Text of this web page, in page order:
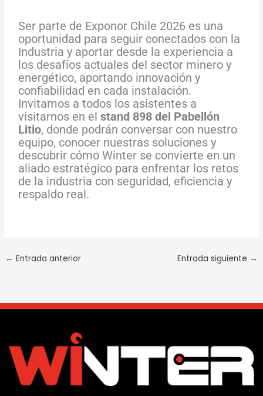
Ser parte de Exponor Chile 2026 es una
oportunidad para seguir conectados con la
Industria y aportar desde la experiencia a
los desafíos actuales del sector minero y
energético, aportando innovación y
confiabilidad en cada instalación.
Invitamos a todos los asistentes a
visitarnos en elstand 898 del Pabellón
Litio, donde podrán conversar con nuestro
equipo, conocer nuestras soluciones y
descubrir cómo Winter se convierte en un
aliado estratégico para enfrentar los retos
de la industria con seguridad, eficiencia y
respaldo real.
← Entrada anterior Entrada siguiente →